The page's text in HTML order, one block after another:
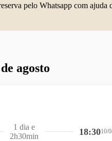
pelo Whatsapp com ajuda
agosto
18:3010/
1 dia e
2h30min